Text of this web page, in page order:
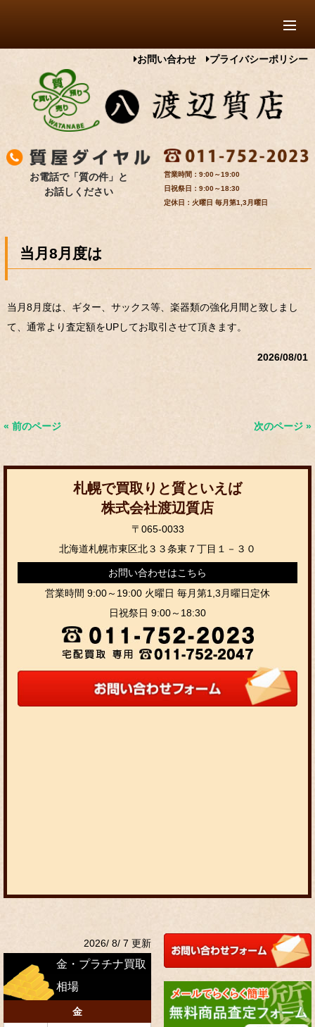
お問い合わせ プライバシーポリシー
お電話で「質の件」と
お話しください
9:00～19:00
9:00～18:30
定休日：火曜日 毎月第1,3月曜日
当月8月度は
当月8月度は、ギター、サックス等、楽器類の強化月間と致しまし
て、通常より査定額をUPしてお取引させて頂きます。
2026/08/01
« 前のページ 次のページ »
札幌で買取りと質といえば
株式会社渡辺質店
〒065-0033
北海道札幌市東区北３３条東７丁目１－３０
お問い合わせはこちら
営業時間 9:00～19:00 火曜日 毎月第1,3月曜日定休
日祝祭日 9:00～18:30
2026/ 8/ 7 更新
金・プラチナ買取
相場
金